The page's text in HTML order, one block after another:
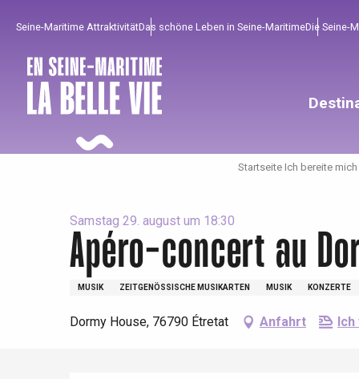
principal
Seine-Maritime AttraktivitätDas schöne Leben in Seine-MaritimeDie Seine-
Um zu profitieren
Die gesamte Agenda
Unumgänglich
Trendige Orte
Gut aus der Heimat !
Aufenthalte am Meer
Startseite Ich bereite mich
Samstag 29. august um 18:30
Apéro-concert au
MUSIK ZEITGENÖSSISCHE MUSIKARTEN MUSIK KONZERTE
Dormy House, 76790 Étretat Anfahrt